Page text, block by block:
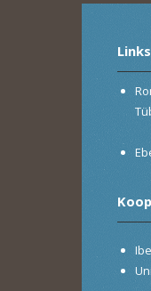
Links